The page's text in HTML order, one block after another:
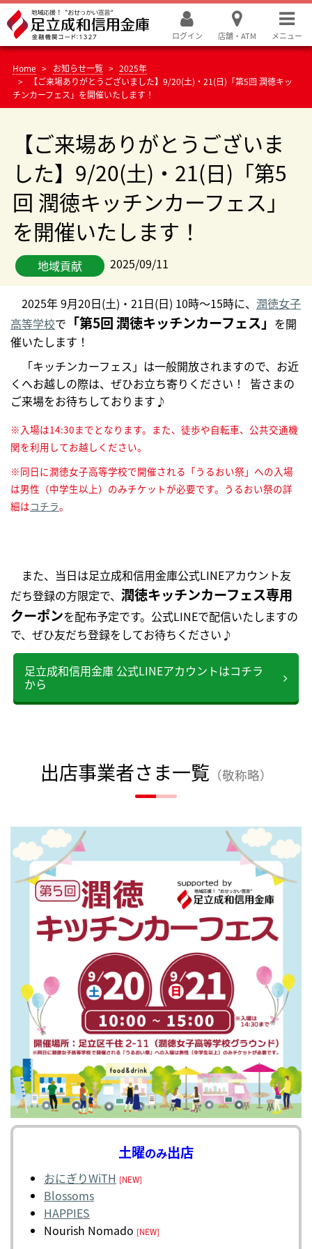
ログイン 店舗・ATM メニュー
Home お知らせ一覧
2025年
【ご来場ありがとうございました】9/20(土)・21(日)「第5回 潤徳キッ
チンカーフェス」を開催いたします！
【ご来場ありがとうございま
した】9/20(土)・21(日)「第5
回 潤徳キッチンカーフェス」
を開催いたします！
地域貢献 2025/09/11
2025年 9月20日(土)・21日(日) 10時～15時に、 潤徳女子
高等学校で 「第5回 潤徳キッチンカーフェス」 を開
催いたします！
「キッチンカーフェス」は一般開放されますので、お近
くへお越しの際は、ぜひお立ち寄りください！ 皆さまの
ご来場をお待ちしております♪
※入場は14:30までとなります。また、徒歩や自転車、公共交通機
関を利用してお越しください。
※同日に潤徳女子高等学校で開催される「うるおい祭」への入場
は男性（中学生以上）のみチケットが必要です。うるおい祭の詳
細はコチラ。
また、当日は足立成和信用金庫公式LINEアカウント友
だち登録の方限定で、 潤徳キッチンカーフェス専用
クーポンを配布予定です。公式LINEで配信いたしますの
で、ぜひ友だち登録をしてお待ちください♪
足立成和信用金庫 公式LINEアカウントはコチラ
から
出店事業者さま一覧 （敬称略）
土曜のみ出店
おにぎりWiTH [NEW]
Blossoms
HAPPIES
Nourish Nomado [NEW]